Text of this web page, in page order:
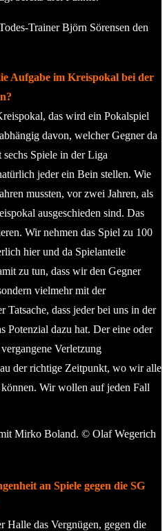
Trainer Björn Sörensen den
Aufgabe im Kreispokal bei der
das wird ein Pokalspiel
davon, welcher Gegner da
Spiele in der Liga
jeder ein Bein stellen. Wie
mussten, vor zwei Jahren, als
ausgeschieden sind. Das
Wir nehmen das Spiel zu 100
hier und da Spielanteile
zu tun, dass wir den Gegner
vielmehr mit der
Tatsache, dass jeder bei uns in der
Potenzial dazu hat. Der eine oder
Verletzung
der richtige Zeitpunkt, wo wir alle
Wir wollen auf jeden Fall
an Spiele gegen die SG
Halle das Vergnügen, gegen die